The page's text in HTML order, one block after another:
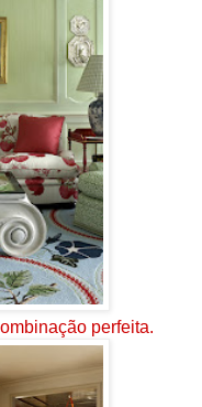
perfeita.